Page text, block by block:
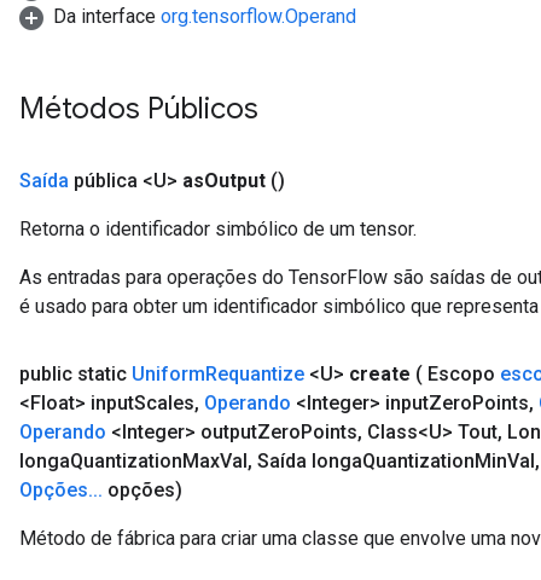
Da interface org.tensorflow.Operand
Métodos Públicos
Saída pública <U> asOutput ()
Retorna o identificador simbólico de um tensor.
As entradas para operações do TensorFlow são saídas de
é usado para obter um identificador simbólico que
public static UniformRequantize <U> create ( Escopo
<Float> inputScales, Operando <Integer> inputZeroPoints,
Operando <Integer> outputZeroPoints, Class<U> Tout,
longaQuantizationMaxVal, Saída longaQuantizationMinVal,
Opções... opções)
Método de fábrica para criar uma classe que envolve uma